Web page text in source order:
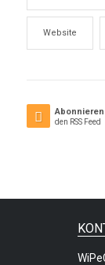
Website
Abonnieren
den RSS Feed